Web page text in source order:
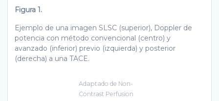
Figura 1.
Ejemplo de una imagen SLSC (superior), Doppler de
potencia con método convencional (centro) y
avanzado (inferior) previo (izquierda) y posterior
(derecha) a una TACE.
Adaptado de Non-
Contrast Perfusion